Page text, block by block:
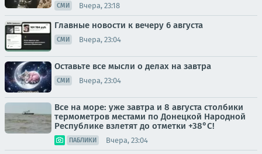
СМИ Вчера, 23:18
Главные новости к вечеру 6 августа
СМИ Вчера, 23:04
Оставьте все мысли о делах на завтра
СМИ Вчера, 23:04
Все на море: уже завтра и 8 августа столбики
термометров местами по Донецкой Народной
Республике взлетят до отметки +38°C!
ПАБЛИКИ Вчера, 23:04